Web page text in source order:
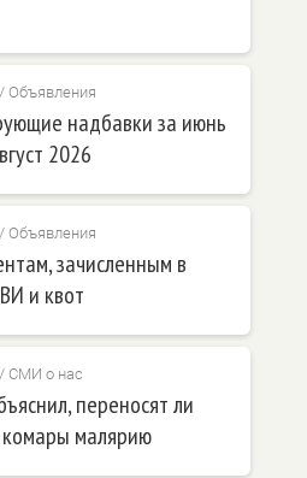
Объявления
надбавки за июнь
2026
Объявления
зачисленным в
и квот
СМИ о нас
переносят ли
малярию